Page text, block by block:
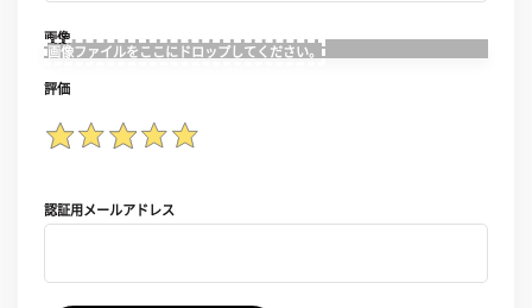
画像
画像ファイルをここにドロップしてください。
評価
認証用メールアドレス